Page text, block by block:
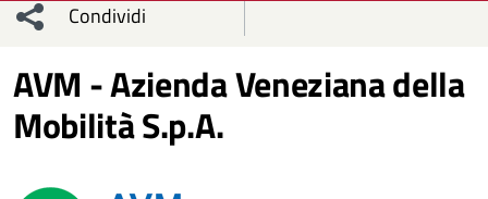
Condividi
sui social
network
Condividi
Condividi
Condividi
AVM - Azienda Veneziana della
Mobilità S.p.A.